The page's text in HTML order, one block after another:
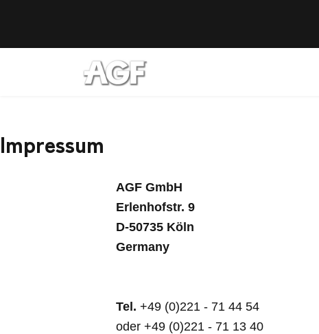
Impressum
AGF GmbH
Erlenhofstr. 9
D-50735 Köln
Germany
Tel. +49 (0)221 - 71 44 54
oder +49 (0)221 - 71 13 40